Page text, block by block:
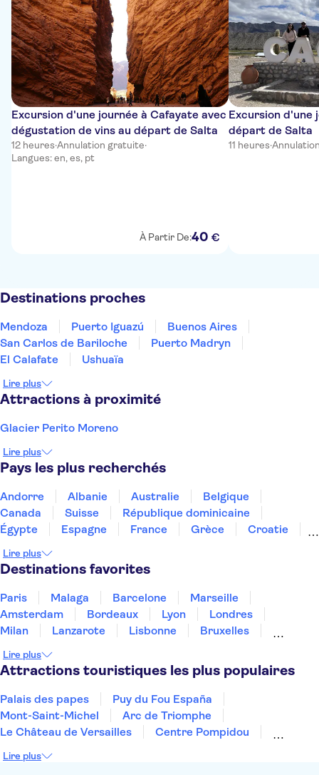
Excursion d'une journée à Cafayate avec
dégustation de vins au départ de Salta
12 heures·Annulation gratuite·
Langues: en, es, pt
À Partir De:40 €
Excursion d'une
départ de Salta
11 heures·
Destinations proches
Mendoza Puerto Iguazú
Buenos Aires
San Carlos de Bariloche
Puerto Madryn
El Calafate
Ushuaïa
Lire plus
Attractions à proximité
Glacier Perito Moreno
Lire plus
Pays les plus recherchés
Andorre Albanie Australie
Belgique
Canada
Suisse
République dominicaine
Égypte
Espagne France Grèce
Croatie
Thaïlande
Tunisie
Lire plus
Destinations favorites
Paris Malaga Barcelone
Marseille
Amsterdam
Bordeaux Lyon
Londres
Milan
Lanzarote Lisbonne
Bruxelles
Dubai
Copenhague Minorque Montpellier
Lire plus
Attractions touristiques les plus populaires
Palais des papes
Puy du Fou España
Mont-Saint-Michel
Arc de Triomphe
Le Château de Versailles
Centre Pompidou
La Chapelle Sixtine
Lire plus